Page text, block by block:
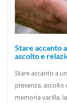
Stare accanto
ascolto e
Stare accanto a
presenza,
memoria vacilla,